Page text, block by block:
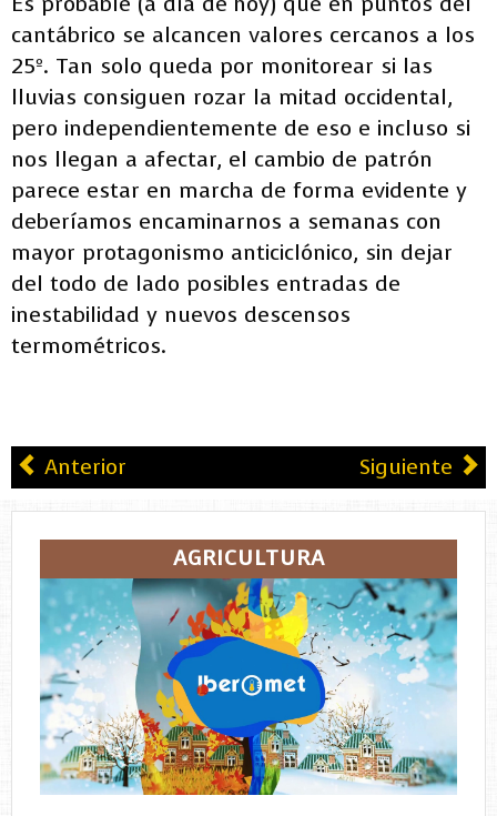
cantábrico se alcancen valores cercanos a los
25º. Tan solo queda por monitorear si las
lluvias consiguen rozar la mitad occidental,
pero independientemente de eso e incluso si
nos llegan a afectar, el cambio de patrón
parece estar en marcha de forma evidente y
deberíamos encaminarnos a semanas con
mayor protagonismo anticiclónico, sin dejar
del todo de lado posibles entradas de
inestabilidad y nuevos descensos
termométricos.
Anterior Siguiente
AGRICULTURA